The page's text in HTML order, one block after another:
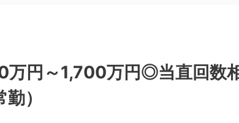
万円～1,700万円◎当直回数
）